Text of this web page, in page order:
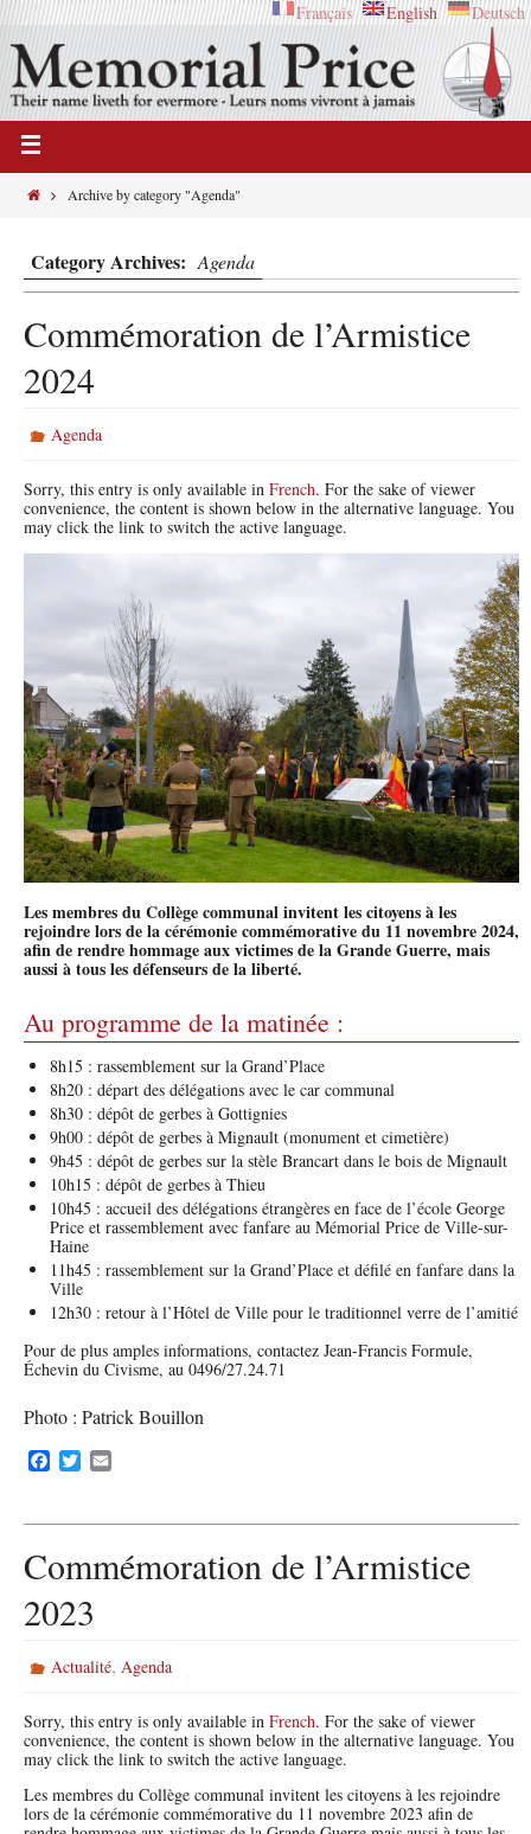
Français English Deutsch
Archive by category "Agenda"
Category Archives: Agenda
Commémoration de l’Armistice
2024
Agenda
Sorry, this entry is only available in French. For the sake of viewer
convenience, the content is shown below in the alternative language. You
may click the link to switch the active language.
Les membres du Collège communal invitent les citoyens à les
rejoindre lors de la cérémonie commémorative du 11 novembre 2024,
afin de rendre hommage aux victimes de la Grande Guerre, mais
aussi à tous les défenseurs de la liberté.
Au programme de la matinée :
8h15 : rassemblement sur la Grand’Place
8h20 : départ des délégations avec le car communal
8h30 : dépôt de gerbes à Gottignies
9h00 : dépôt de gerbes à Mignault (monument et cimetière)
9h45 : dépôt de gerbes sur la stèle Brancart dans le bois de Mignault
10h15 : dépôt de gerbes à Thieu
10h45 : accueil des délégations étrangères en face de l’école George
Price et rassemblement avec fanfare au Mémorial Price de Ville-sur-
Haine
11h45 : rassemblement sur la Grand’Place et défilé en fanfare dans la
Ville
12h30 : retour à l’Hôtel de Ville pour le traditionnel verre de l’amitié
Pour de plus amples informations, contactez Jean-Francis Formule,
Échevin du Civisme, au 0496/27.24.71
Photo : Patrick Bouillon
F
e
o
k
T
t
e
i
Commémoration de l’Armistice
2023
Actualité, Agenda
Sorry, this entry is only available in French. For the sake of viewer
convenience, the content is shown below in the alternative language. You
may click the link to switch the active language.
Les membres du Collège communal invitent les citoyens à les rejoindre
lors de la cérémonie commémorative du 11 novembre 2023 afin de